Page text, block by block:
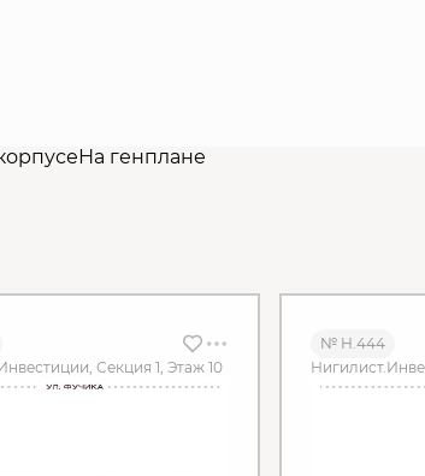
На генплане
Секция 1, Этаж 10
№ Н.444